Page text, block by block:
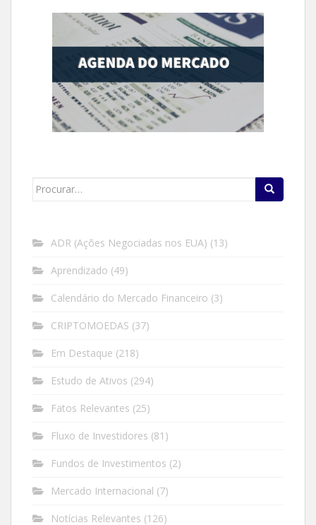
Search
ADR (Ações Negociadas nos EUA) (13)
Aprendizado (49)
Calendário do Mercado Financeiro (3)
CRIPTOMOEDAS (37)
Em Destaque (218)
Estudo de Ativos (294)
Fatos Relevantes (25)
Fluxo de Investidores (81)
Fundos de Investimentos (2)
Mercado Internacional (7)
Notícias Relevantes (126)